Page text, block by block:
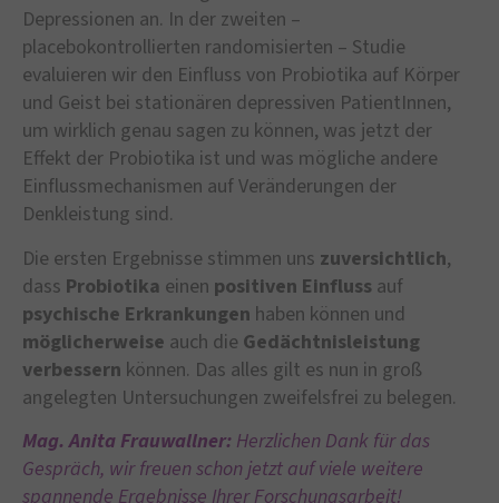
Depressionen an. In der zweiten –
placebokontrollierten randomisierten – Studie
evaluieren wir den Einfluss von Probiotika auf Körper
und Geist bei stationären depressiven PatientInnen,
um wirklich genau sagen zu können, was jetzt der
Effekt der Probiotika ist und was mögliche andere
Einflussmechanismen auf Veränderungen der
Denkleistung sind.
Die ersten Ergebnisse stimmen uns zuversichtlich,
dass Probiotika einen positiven Einfluss auf
psychische Erkrankungen haben können und
möglicherweise auch die Gedächtnisleistung
verbessern können. Das alles gilt es nun in groß
angelegten Untersuchungen zweifelsfrei zu belegen.
Mag. Anita Frauwallner: Herzlichen Dank für das
Gespräch, wir freuen schon jetzt auf viele weitere
spannende Ergebnisse Ihrer Forschungsarbeit!